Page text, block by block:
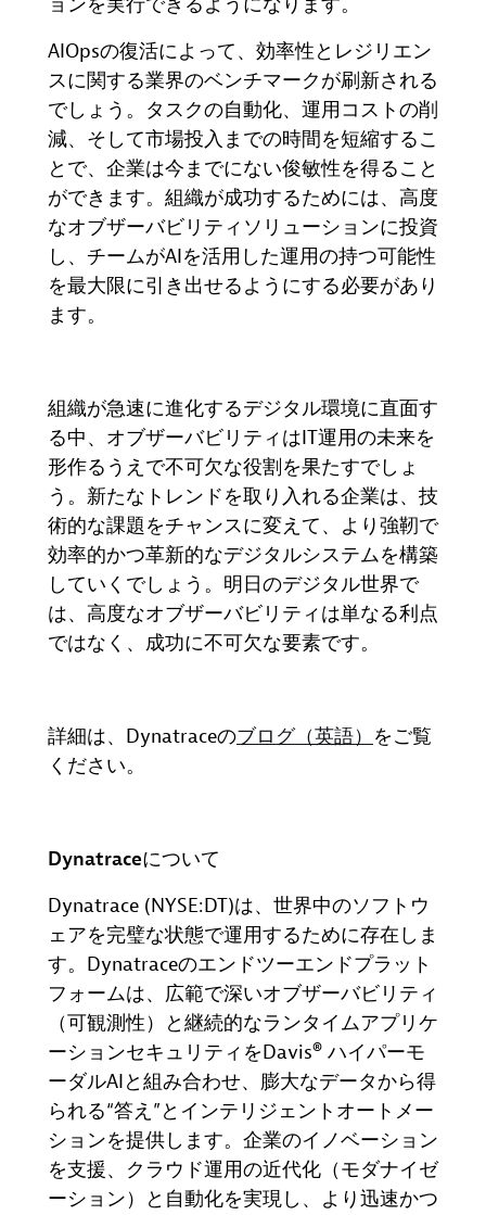
ョンを実行できるようになります。
AIOpsの復活によって、効率性とレジリエン
スに関する業界のベンチマークが刷新される
でしょう。タスクの自動化、運用コストの削
減、そして市場投入までの時間を短縮するこ
とで、企業は今までにない俊敏性を得ること
ができます。組織が成功するためには、高度
なオブザーバビリティソリューションに投資
し、チームがAIを活用した運用の持つ可能性
を最大限に引き出せるようにする必要があり
ます。
組織が急速に進化するデジタル環境に直面す
る中、オブザーバビリティはIT運用の未来を
形作るうえで不可欠な役割を果たすでしょ
う。新たなトレンドを取り入れる企業は、技
術的な課題をチャンスに変えて、より強靭で
効率的かつ革新的なデジタルシステムを構築
していくでしょう。明日のデジタル世界で
は、高度なオブザーバビリティは単なる利点
ではなく、成功に不可欠な要素です。
詳細は、Dynatraceのブログ（英語） をご覧
ください。
Dynatraceについて
Dynatrace (NYSE:DT)は、世界中のソフトウ
ェアを完璧な状態で運用するために存在しま
す。 Dynatraceのエンドツーエンドプラット
フォームは、広範で深いオブザーバビリティ
（可観測性）と継続的なランタイムアプリケ
ーションセキュリティをDavis® ハイパーモ
ーダルAIと組み合わせ、膨大なデータから得
られる“答え”とインテリジェントオートメー
ションを提供します。企業のイノベーション
を支援、クラウド運用の近代化（モダナイゼ
ーション）と自動化を実現し、より迅速かつ